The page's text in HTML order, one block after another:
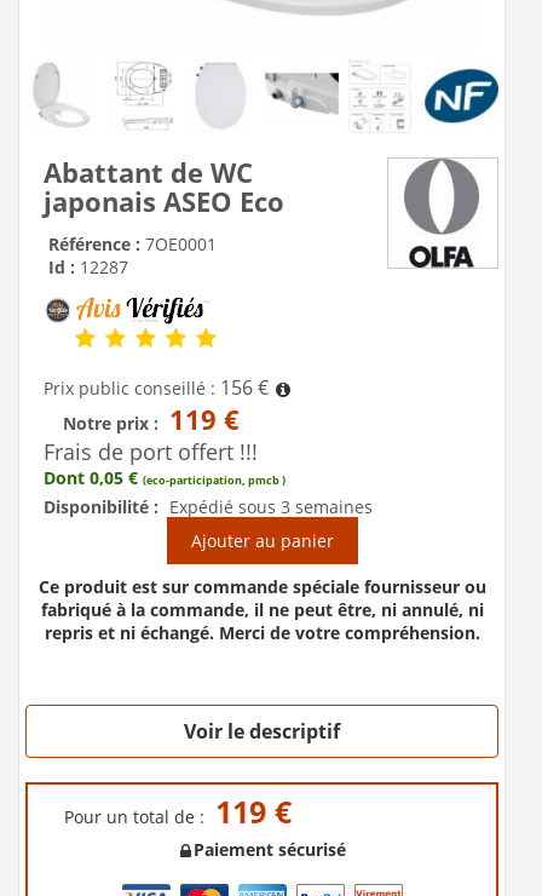
Abattant de WC
japonais ASEO Eco
Référence : 7OE0001
Id : 12287
Prix public conseillé : 156 €
Notre prix : 119 €
Frais de port offert !!!
Dont 0,05 € (eco-participation, pmcb )
Disponibilité : Expédié sous 3 semaines
Ajouter au panier
Ce produit est sur commande spéciale fournisseur ou
fabriqué à la commande, il ne peut être, ni annulé, ni
repris et ni échangé. Merci de votre compréhension.
Voir le descriptif
Pour un total de : 119 €
Paiement sécurisé